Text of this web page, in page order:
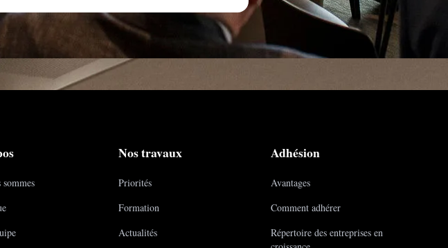
Nos travaux
Priorités
Formation
Actualités
Adhésion
Avantages
Comment adhérer
Répertoire des entreprises en